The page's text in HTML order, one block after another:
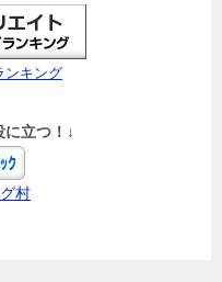
ンキング
立つ！↓
村